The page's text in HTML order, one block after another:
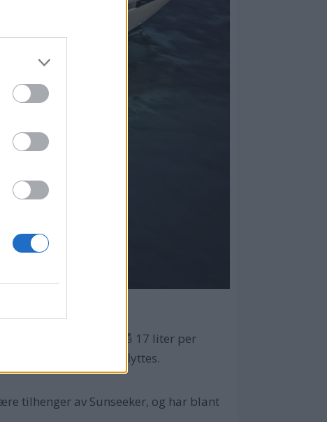
gir et snittforbruk på 17 liter per
meter yachten forflyttes.
tilhenger av Sunseeker, og har blant